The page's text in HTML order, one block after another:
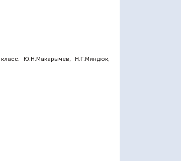
Ю.Н.Макарычев, Н.Г.Миндюк,